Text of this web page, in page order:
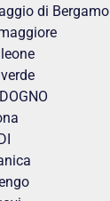
di Bergamo